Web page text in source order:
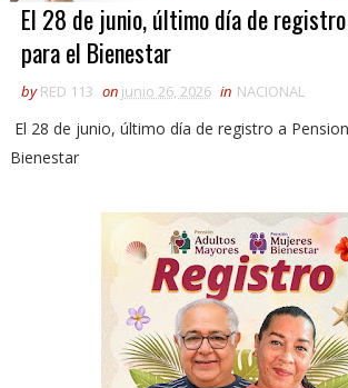
El 28 de junio, último día de registro
para el Bienestar
by RED 113 on junio 26, 2026 in NACIONAL
El 28 de junio, último día de registro a
Bienestar